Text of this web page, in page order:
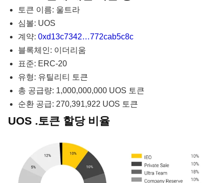
토큰 이름: 울트라
심볼: UOS
계약: 0xd13c7342…772cab5c8c
블록체인: 이더리움
표준: ERC-20
유형: 유틸리티 토큰
총 공급량: 1,000,000,000 UOS 토큰
순환 공급: 270,391,922 UOS 토큰
UOS .토큰 할당 비율